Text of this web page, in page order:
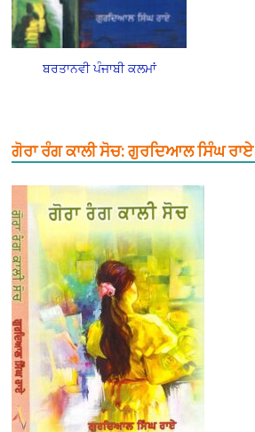
ਬਰਤਾਨਵੀ ਪੰਜਾਬੀ ਕਲਮਾਂ
ਗੋਰਾ ਰੰਗ ਕਾਲੀ ਸੋਚ: ਗੁਰਦਿਆਲ ਸਿੰਘ ਰਾਏ